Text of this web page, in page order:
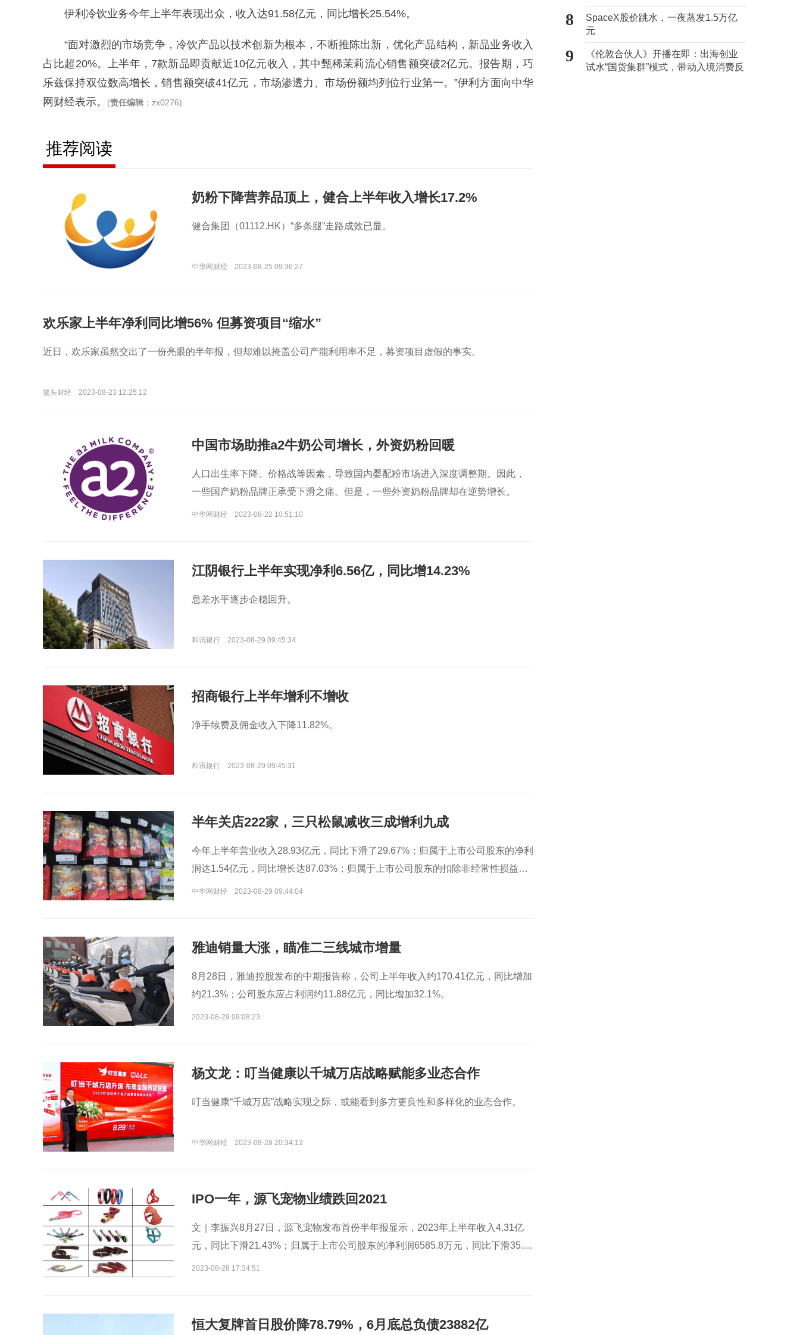
伊利冷饮业务今年上半年表现出众，收入达91.58亿元，同比增长25.54%。
“面对激烈的市场竞争，冷饮产品以技术创新为根本，不断推陈出新，优化产品结构，新品业务收入
占比超20%。上半年，7款新品即贡献近10亿元收入，其中甄稀茉莉流心销售额突破2亿元。报告期，巧
乐兹保持双位数高增长，销售额突破41亿元，市场渗透力、市场份额均列位行业第一。”伊利方面向中华
网财经表示。
(责任编辑 ：zx0276)
推荐阅读
奶粉下降营养品顶上，健合上半年收入增长17.2%
健合集团（01112.HK）“多条腿”走路成效已显。
中华网财经 2023-08-25 09:36:27
欢乐家上半年净利同比增56% 但募资项目“缩水”
近日，欢乐家虽然交出了一份亮眼的半年报，但却难以掩盖公司产能利用率不足，募资项目虚假的事实。
鳌头财经 2023-08-23 12:25:12
中国市场助推a2牛奶公司增长，外资奶粉回暖
人口出生率下降、价格战等因素，导致国内婴配粉市场进入深度调整期。因此，
一些国产奶粉品牌正承受下滑之痛。但是，一些外资奶粉品牌却在逆势增长。
中华网财经 2023-08-22 10:51:10
江阴银行上半年实现净利6.56亿，同比增14.23%
息差水平逐步企稳回升。
和讯银行 2023-08-29 09:45:34
招商银行上半年增利不增收
净手续费及佣金收入下降11.82%。
和讯银行 2023-08-29 09:45:31
半年关店222家，三只松鼠减收三成增利九成
今年上半年营业收入28.93亿元，同比下滑了29.67%；归属于上市公司股东的净利
润达1.54亿元，同比增长达87.03%；归属于上市公司股东的扣除非经常性损益的
净利润7328.34万元，同比大涨了203.18%。
中华网财经 2023-08-29 09:44:04
雅迪销量大涨，瞄准二三线城市增量
8月28日，雅迪控股发布的中期报告称，公司上半年收入约170.41亿元，同比增加
约21.3%；公司股东应占利润约11.88亿元，同比增加32.1%。
2023-08-29 09:08:23
杨文龙：叮当健康以千城万店战略赋能多业态合作
叮当健康“千城万店”战略实现之际，或能看到多方更良性和多样化的业态合作。
中华网财经 2023-08-28 20:34:12
IPO一年，源飞宠物业绩跌回2021
文｜李振兴8月27日，源飞宠物发布首份半年报显示，2023年上半年收入4.31亿
元，同比下滑21.43%；归属于上市公司股东的净利润6585.8万元，同比下滑35.5
5%。
2023-08-28 17:34:51
恒大复牌首日股价降78.79%，6月底总负债23882亿
心“痛点”
8
SpaceX股价跳水，一夜蒸发1.5万亿
元
9
《伦敦合伙人》开播在即：出海创业
试水“国货集群”模式，带动入境消费反